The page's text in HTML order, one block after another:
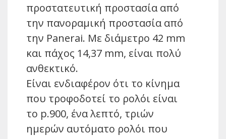
προστατευτική προστασία από
την πανοραμική προστασία από
την Panerai. Με διάμετρο 42 mm
και πάχος 14,37 mm, είναι πολύ
ανθεκτικό.
Είναι ενδιαφέρον ότι το κίνημα
που τροφοδοτεί το ρολόι είναι
το p.900, ένα λεπτό, τριών
ημερών αυτόματο ρολόι που